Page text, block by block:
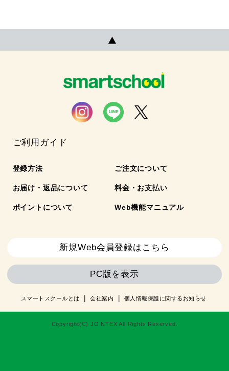
ご利用ガイド
登録方法 ご注文について
お届け・返品について 料金・お支払い
ポイントについて Web機能マニュアル
新規Web会員登録はこちら
PC版を表示
スマートスクールとは 会社案内 個人情報保護に関するお知らせ
Copyright(C) JOINTEX All Rights Reserved.